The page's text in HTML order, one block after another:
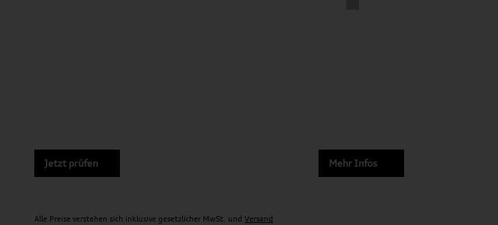
Jetzt prüfen Mehr Infos
Alle Preise verstehen sich inklusive gesetzlicher MwSt. und Versand